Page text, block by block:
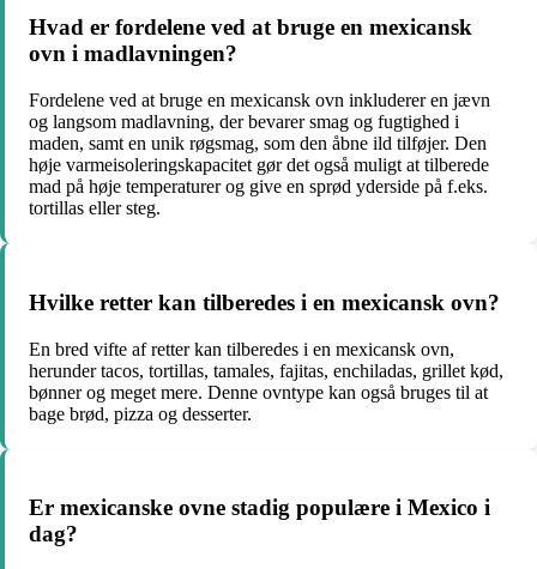
Hvad er fordelene ved at bruge en mexicansk
ovn i madlavningen?
Fordelene ved at bruge en mexicansk ovn inkluderer en jævn
og langsom madlavning, der bevarer smag og fugtighed i
maden, samt en unik røgsmag, som den åbne ild tilføjer. Den
høje varmeisoleringskapacitet gør det også muligt at tilberede
mad på høje temperaturer og give en sprød yderside på f.eks.
tortillas eller steg.
Hvilke retter kan tilberedes i en mexicansk ovn?
En bred vifte af retter kan tilberedes i en mexicansk ovn,
herunder tacos, tortillas, tamales, fajitas, enchiladas, grillet kød,
bønner og meget mere. Denne ovntype kan også bruges til at
bage brød, pizza og desserter.
Er mexicanske ovne stadig populære i Mexico i
dag?